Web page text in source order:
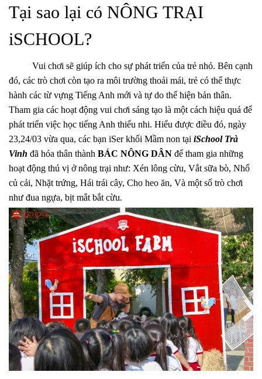
Tại sao lại có NÔNG TRẠI
iSCHOOL?
Vui chơi sẽ giúp ích cho sự phát triển của trẻ nhỏ. Bên cạnh
đó, các trò chơi còn tạo ra môi trường thoải mái, trẻ có thể thực
hành các từ vựng Tiếng Anh mới và tự do thể hiện bản thân.
Tham gia các hoạt động vui chơi sáng tạo là một cách hiệu quả để
phát triển việc học tiếng Anh thiếu nhi. Hiểu được điều đó, ngày
23,24/03 vừa qua, các bạn iSer khối Mầm non tại iSchool Trà
Vinh đã hóa thân thành BÁC NÔNG DÂN để tham gia những
hoạt động thú vị ở nông trại như: Xén lông cừu, Vắt sữa bò, Nhổ
củ cải, Nhặt trứng, Hái trái cây, Cho heo ăn, Và một số trò chơi
như đua ngựa, bịt mắt bắt cừu.